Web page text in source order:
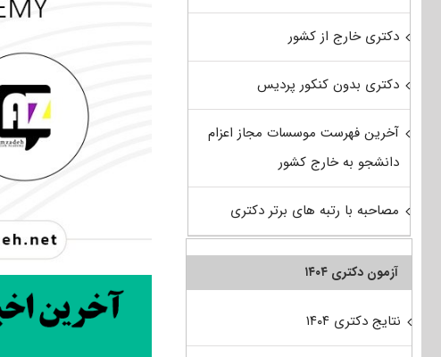
دکتری خارج از کشور
دکتری بدون کنکور پردیس
آخرین فهرست موسسات مجاز اعزام
دانشجو به خارج کشور
مصاحبه با رتبه های برتر دکتری
آزمون دکتری ۱۴۰۴
نتایج دکتری ۱۴۰۴